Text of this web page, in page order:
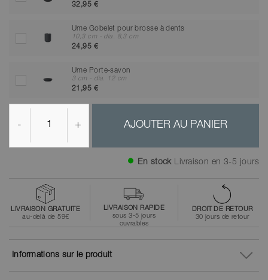
32,95 €
Ume Gobelet pour brosse à dents
10,3 cm - dia. 8,3 cm
24,95 €
Ume Porte-savon
3 cm - dia. 12 cm
21,95 €
- + AJOUTER AU PANIER
En stock Livraison en 3-5 jours
LIVRAISON GRATUITE
au-delà de 59€
LIVRAISON RAPIDE
sous 3-5 jours
ouvrables
DROIT DE RETOUR
30 jours de retour
Informations sur le produit